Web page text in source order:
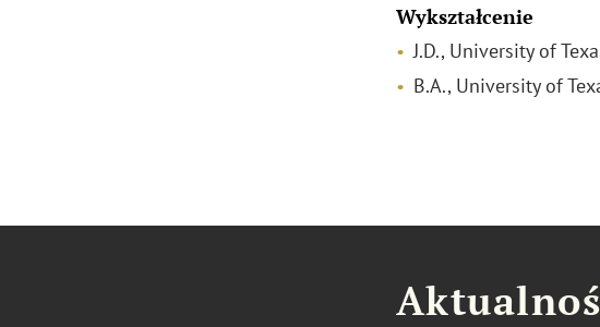
Wykształcenie
J.D., University of
B.A., University of